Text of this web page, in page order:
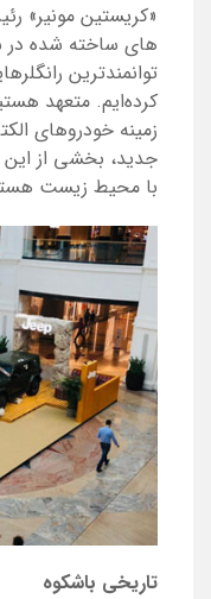
«کریستین مونیر»
توانمندترین
کرده‌ایم. متعهد
زمینه خودروهای
جدید، بخشی از این
با محیط زیست
تاریخی باشکوه